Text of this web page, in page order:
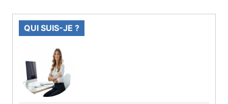
QUI SUIS-JE ?